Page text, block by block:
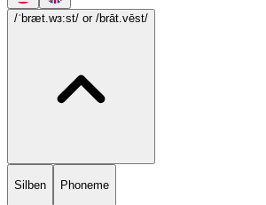
/ˈbræt.wɜ:st/ or /brāt.vēst/
Silben Phoneme